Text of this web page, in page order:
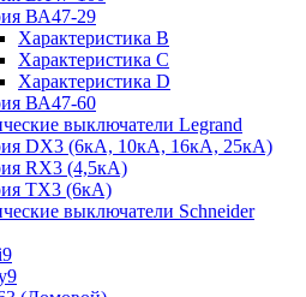
ВА47-29
Характеристика B
Характеристика C
Характеристика D
ВА47-60
выключатели Legrand
DX3 (6кА, 10кА, 16кА, 25кА)
RX3 (4,5кА)
TX3 (6кА)
выключатели Schneider